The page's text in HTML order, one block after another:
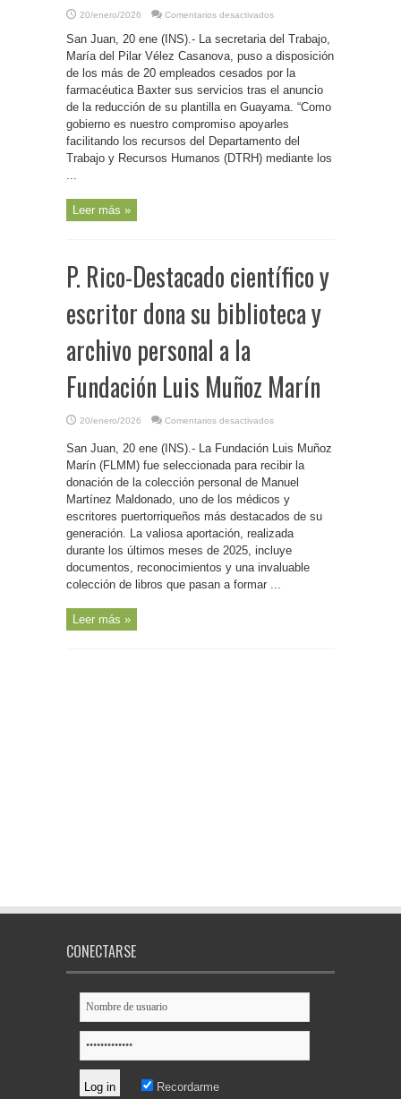
20/enero/2026 Comentarios desactivados
Rico-
Secretaria
del
Trabajo
pone
a
disposición
de
cesados
Baxter
San Juan, 20 ene (INS).- La secretaria del Trabajo,
María del Pilar Vélez Casanova, puso a disposición
de los más de 20 empleados cesados por la
farmacéutica Baxter sus servicios tras el anuncio
de la reducción de su plantilla en Guayama. “Como
gobierno es nuestro compromiso apoyarles
facilitando los recursos del Departamento del
Trabajo y Recursos Humanos (DTRH) mediante los
...
Leer más »
P. Rico-Destacado científico y
escritor dona su biblioteca y
archivo personal a la
Fundación Luis Muñoz Marín
20/enero/2026 Comentarios desactivados
Destacado
científico
y
escritor
dona
su
biblioteca
y
archivo
personal
a
la
Fundación
Muñoz
San Juan, 20 ene (INS).- La Fundación Luis Muñoz
Marín (FLMM) fue seleccionada para recibir la
donación de la colección personal de Manuel
Martínez Maldonado, uno de los médicos y
escritores puertorriqueños más destacados de su
generación. La valiosa aportación, realizada
durante los últimos meses de 2025, incluye
documentos, reconocimientos y una invaluable
colección de libros que pasan a formar ...
Leer más »
CONECTARSE
Recordarme